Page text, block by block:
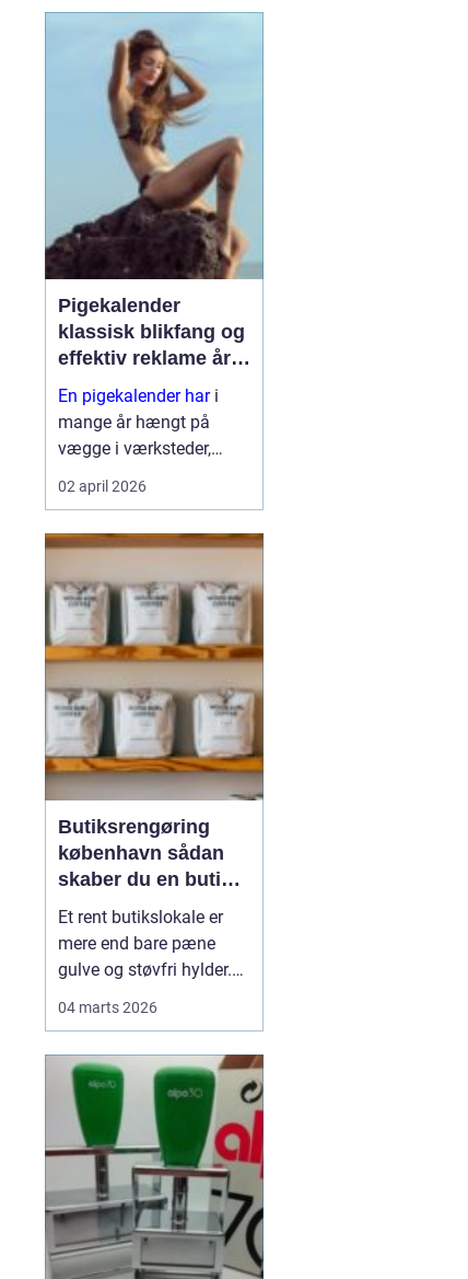
Hvad enten du skal
beskære træer, male
gavl, reparere tagrender
eller sætte nye skilte op,
Pigekalender
klassisk blikfang og
effektiv reklame året
rundt
En pigekalender hari
mange år hængt på
vægge i værksteder,
lagerhaller og
frokoststuer over hele
et stykke tradition og
humor på
arbejdspladsen, for
andre er d...
02 april 2026
Butiksrengøring
københavn sådan
skaber du en butik,
kunderne har lyst til
at komme tilbage til
Et rent butikslokale er
mere end bare pæne
gulve og støvfri hylder.
butikken, hvor længe de
bliver, og om de har lyst
til at komme igen. Især i
en konkurrencepræget
by som København kan
eff...
04 marts 2026